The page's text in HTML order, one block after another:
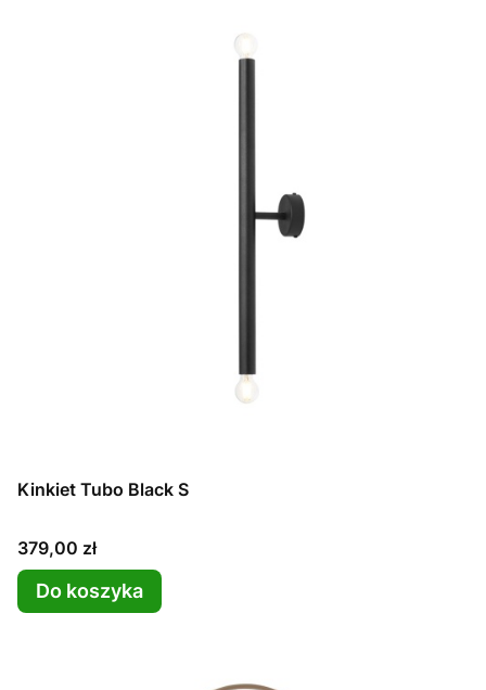
Kinkiet Tubo Black S
Cena
379,00 zł
Do koszyka